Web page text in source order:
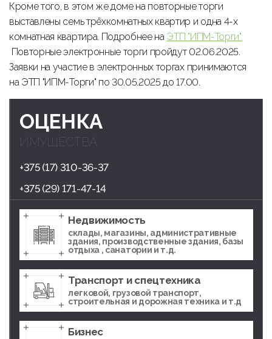
Кроме того, в этом же доме на повторные торги
выставлены семь трёхкомнатных квартир и одна 4-х
комнатная квартира. Подробнее на ЭТП "ИПМ-Торги".
Повторные электронные торги пройдут 02.06.2025.
Заявки на участие в электронных торгах принимаются
на ЭТП "ИПМ-Торги" по 30.05.2025 до 17.00.
ОЦЕНКА
ИМУЩЕСТВА
+375 (17) 310-36-37
+375 (29) 171-47-14
Недвижимость
склады, магазины, административные
здания, производственные здания, базы
отдыха , санатории и т.д.
Транспорт и спецтехника
легковой, грузовой транспорт,
строительная и дорожная техника и т.д
Бизнес